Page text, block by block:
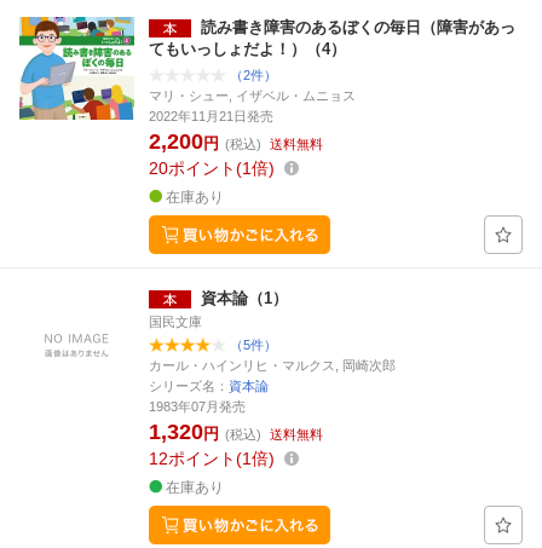
読み書き障害のあるぼくの毎日（障害があっ
てもいっしょだよ！）（4）
（2件）
マリ・シュー, イザベル・ムニョス
2022年11月21日発売
2,200円 (税込) 送料無料
20ポイント 1倍
在庫あり
資本論（1）
国民文庫
（5件）
カール・ハインリヒ・マルクス, 岡崎次郎
シリーズ名： 資本論
1983年07月発売
1,320円 (税込) 送料無料
12ポイント 1倍
在庫あり